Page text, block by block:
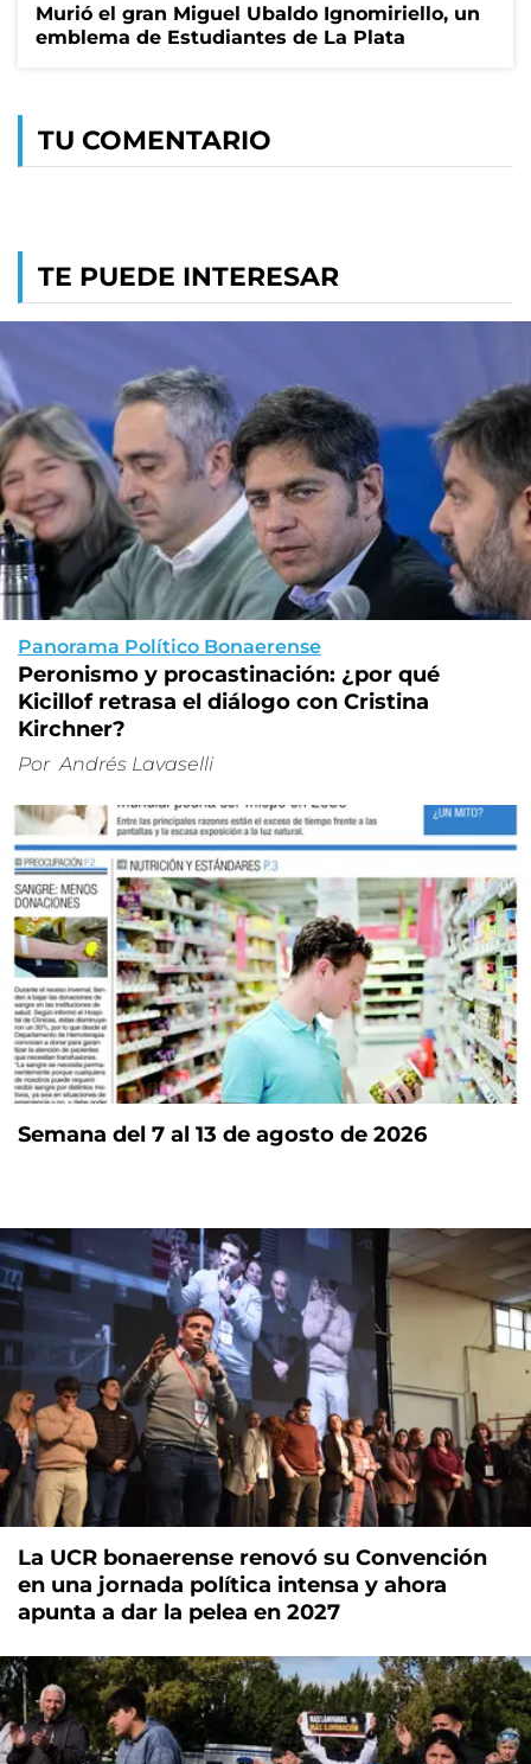
Murió el gran Miguel Ubaldo Ignomiriello, un
emblema de Estudiantes de La Plata
TU COMENTARIO
TE PUEDE INTERESAR
Panorama Político Bonaerense
Peronismo y procastinación: ¿por qué
Kicillof retrasa el diálogo con Cristina
Kirchner?
Por Andrés Lavaselli
Semana del 7 al 13 de agosto de 2026
La UCR bonaerense renovó su Convención
en una jornada política intensa y ahora
apunta a dar la pelea en 2027